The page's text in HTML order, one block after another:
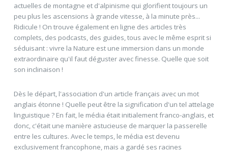
actuelles de montagne et d'alpinisme qui glorifient toujours un
peu plus les ascensions à grande vitesse, à la minute près...
Ridicule ! On trouve également en ligne des articles très
complets, des podcasts, des guides, tous avec le même esprit si
séduisant : vivre la Nature est une immersion dans un monde
extraordinaire qu'il faut déguster avec finesse. Quelle que soit
son inclinaison !
Dès le départ, l'association d'un article français avec un mot
anglais étonne ! Quelle peut être la signification d'un tel attelage
linguistique ? En fait, le média était initialement franco-anglais, et
donc, c'était une manière astucieuse de marquer la passerelle
entre les cultures. Avec le temps, le média est devenu
exclusivement francophone, mais a gardé ses racines